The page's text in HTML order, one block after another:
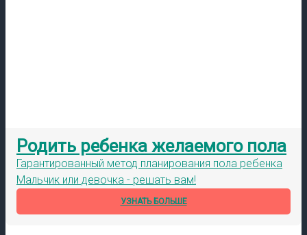
Родить ребенка желаемого пола
Гарантированный метод планирования пола ребенка
Мальчик или девочка - решать вам!
УЗНАТЬ БОЛЬШЕ